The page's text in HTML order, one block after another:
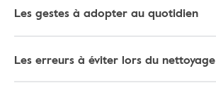
Les gestes à adopter au quotidien
Les erreurs à éviter lors du nettoyage